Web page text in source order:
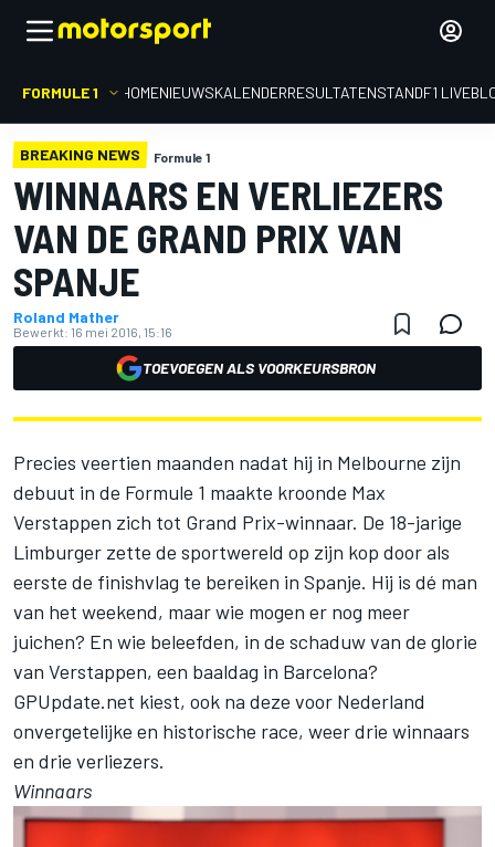
FORMULE 1 HOMENIEUWSKALENDERRESULTATENSTANDF1
BREAKING NEWS Formule 1
WINNAARS EN VERLIEZERS
VAN DE GRAND PRIX VAN
SPANJE
Roland Mather
Bewerkt: 16 mei 2016, 15:16
TOEVOEGEN ALS VOORKEURSBRON
Precies veertien maanden nadat hij in Melbourne zijn
debuut in de Formule 1 maakte kroonde Max
Verstappen zich tot Grand Prix-winnaar. De 18-jarige
Limburger zette de sportwereld op zijn kop door als
eerste de finishvlag te bereiken in Spanje. Hij is dé man
van het weekend, maar wie mogen er nog meer
juichen? En wie beleefden, in de schaduw van de glorie
van Verstappen, een baaldag in Barcelona?
GPUpdate.net kiest, ook na deze voor Nederland
onvergetelijke en historische race, weer drie winnaars
en drie verliezers.
Winnaars